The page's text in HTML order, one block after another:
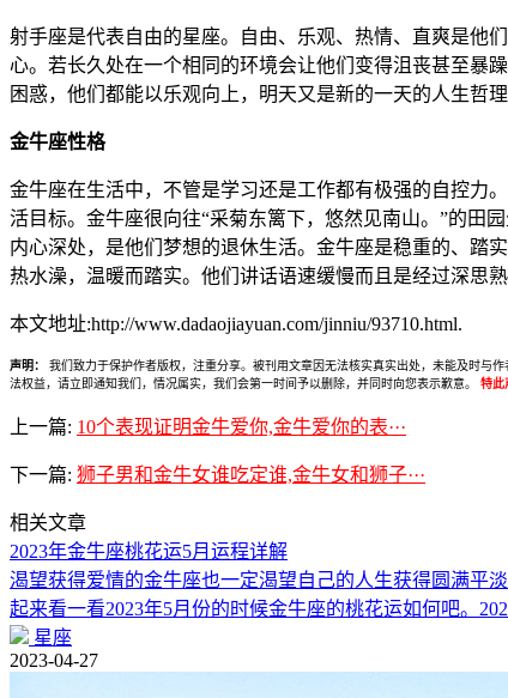
射手座是代表自由的星座。自由、乐观、热情、直爽是他
心。若长久处在一个相同的环境会让他们变得沮丧甚至暴
困惑，他们都能以乐观向上，明天又是新的一天的人生哲理
金牛座性格
金牛座在生活中，不管是学习还是工作都有极强的自控力
活目标。金牛座很向往“采菊东篱下，悠然见南山。”的田
内心深处，是他们梦想的退休生活。金牛座是稳重的、踏
热水澡，温暖而踏实。他们讲话语速缓慢而且是经过深思
本文地址:http://www.dadaojiayuan.com/jinniu/93710.html.
声明：
我们致力于保护作者版权，注重分享。被刊用文章因无法核实真实出处，未能及时与
法权益，请立即通知我们，情况属实，我们会第一时间予以删除，并同时向您表示歉意。
特此
上一篇: 10个表现证明金牛爱你,金牛爱你的表···
下一篇: 狮子男和金牛女谁吃定谁,金牛女和狮子···
相关文章
2023年金牛座桃花运5月运程详解
渴望获得爱情的金牛座也一定渴望自己的人生获得圆满平
起来看一看2023年5月份的时候金牛座的桃花运如何吧。
星座
2023-04-27